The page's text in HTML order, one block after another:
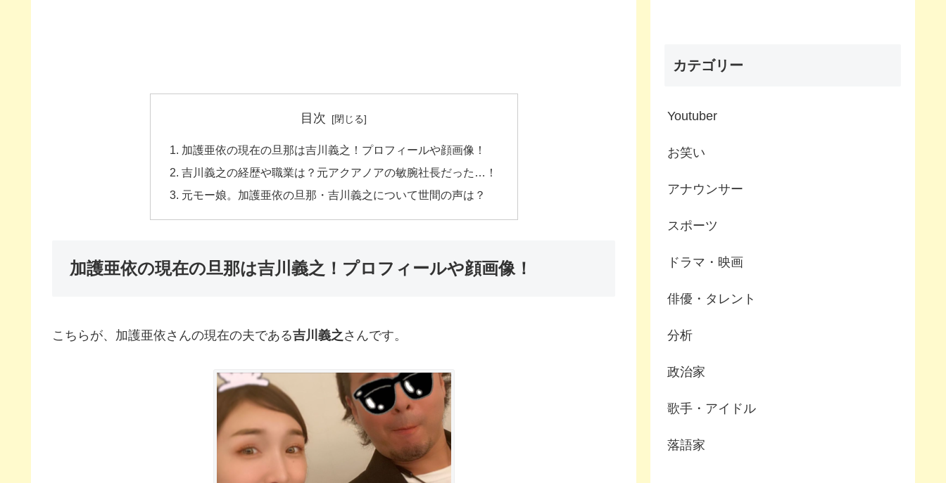
目次
加護亜依の現在の旦那は吉川義之！プロフィールや顔画像！
吉川義之の経歴や職業は？元アクアノアの敏腕社長だった…！
元モー娘。加護亜依の旦那・吉川義之について世間の声は？
加護亜依の現在の旦那は吉川義之！プロフィールや顔画像！
こちらが、加護亜依さんの現在の夫である吉川義之さんです。
カテゴリー
Youtuber
お笑い
アナウンサー
スポーツ
ドラマ・映画
俳優・タレント
分析
政治家
歌手・アイドル
落語家